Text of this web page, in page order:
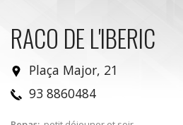
RACO DE L'IBERIC
Plaça Major, 21
93 8860484